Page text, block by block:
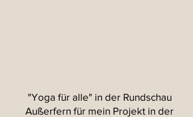
"Yoga für alle" in der Rundschau
Außerfern für mein Projekt in der